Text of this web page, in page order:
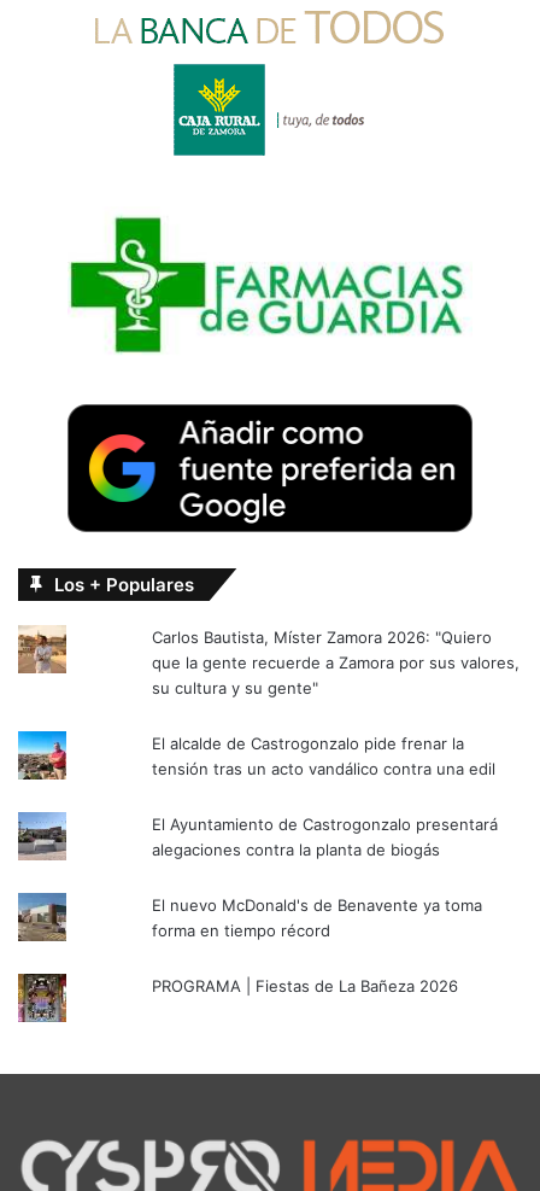
Los + Populares
Carlos Bautista, Míster Zamora 2026: "Quiero
que la gente recuerde a Zamora por sus valores,
su cultura y su gente"
El alcalde de Castrogonzalo pide frenar la
tensión tras un acto vandálico contra una edil
El Ayuntamiento de Castrogonzalo presentará
alegaciones contra la planta de biogás
El nuevo McDonald's de Benavente ya toma
forma en tiempo récord
PROGRAMA | Fiestas de La Bañeza 2026